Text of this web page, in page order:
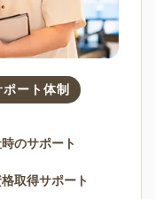
ート体制
時のサポート
格取得サポート